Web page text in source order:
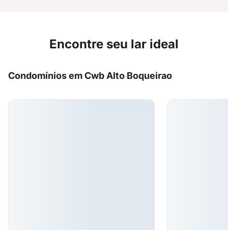
Encontre seu lar ideal
Condomínios em Cwb Alto Boqueirao